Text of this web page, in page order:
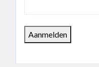
Aanmelden